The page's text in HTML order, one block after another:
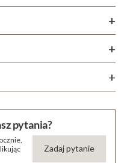
pytania?
Zadaj pytanie